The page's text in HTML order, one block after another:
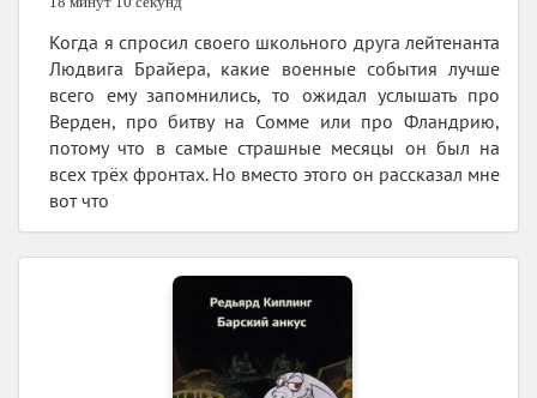
Когда я спросил своего школьного друга лейтенанта
Людвига Брайера, какие военные события лучше
всего ему запомнились, то ожидал услышать про
Верден, про битву на Сомме или про Фландрию,
потому что в самые страшные месяцы он был на
всех трёх фронтах. Но вместо этого он рассказал мне
вот что